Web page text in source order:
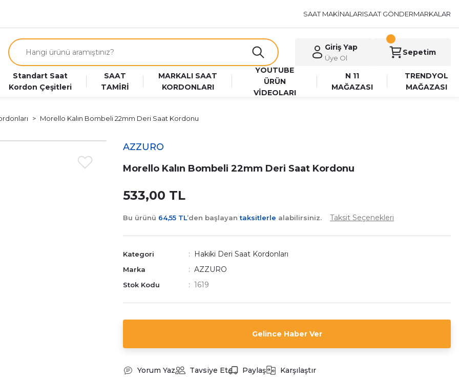
SAAT MAKİNALARISAAT GÖNDERMARKALAR
Giriş Yap
Üye Ol
Sepetim
Standart Saat
Kordon Çeşitleri
SAAT
TAMİRİ
MARKALI SAAT
KORDONLARI
YOUTUBE
ÜRÜN
VİDEOLARI
N 11
MAĞAZASI
TRENDYOL
MAĞAZASI
Morello Kalın Bombeli 22mm Deri Saat Kordonu
AZZURO
Morello Kalın Bombeli 22mm Deri Saat Kordonu
533,00 TL
Bu ürünü 64,55 TL’den başlayantaksitlerle alabilirsiniz. Taksit Seçenekleri
Kategori Hakiki Deri Saat Kordonları
Marka AZZURO
Stok Kodu 1619
Gelince Haber Ver
Yorum Yaz Tavsiye Et Paylaş Karşılaştır